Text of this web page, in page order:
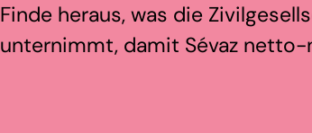
Finde heraus, was die
unternimmt, damit Sévaz netto-